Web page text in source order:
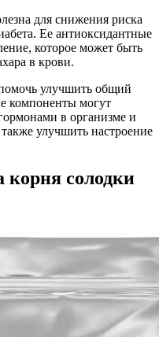
для снижения риска
Ее антиоксидантные
которое может быть
в крови.
улучшить общий
компоненты могут
в организме и
улучшить настроение
корня солодки